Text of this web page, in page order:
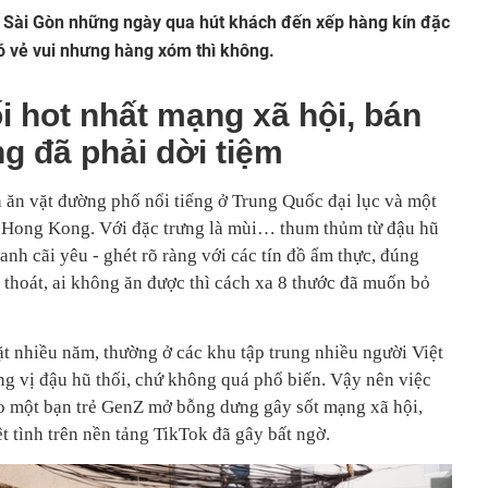
Gòn những ngày qua hút khách đến xếp hàng kín đặc
vẻ vui nhưng hàng xóm thì không.
hot nhất mạng xã hội, bán
đã phải dời tiệm
vặt đường phố nổi tiếng ở Trung Quốc đại lục và một
Kong. Với đặc trưng là mùi… thum thủm từ đậu hũ
cãi yêu - ghét rõ ràng với các tín đồ ẩm thực, đúng
ai không ăn được thì cách xa 8 thước đã muốn bỏ
nhiều năm, thường ở các khu tập trung nhiều người Việt
vị đậu hũ thối, chứ không quá phổ biến. Vậy nên việc
bạn trẻ GenZ mở bỗng dưng gây sốt mạng xã hội,
tình trên nền tảng TikTok đã gây bất ngờ.